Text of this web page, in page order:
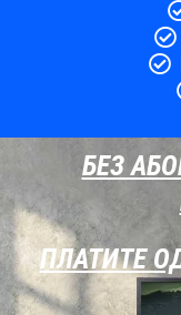
БЕЗ
ПЛАТИТЕ